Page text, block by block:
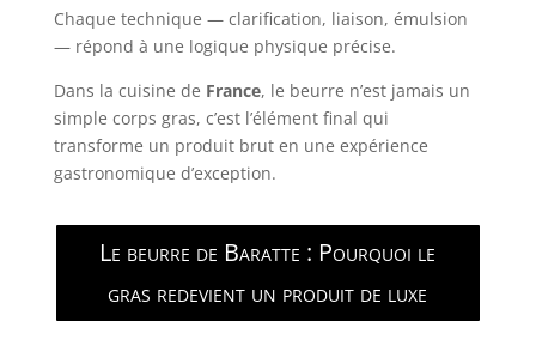
Chaque technique — clarification, liaison, émulsion
— répond à une logique physique précise.
Dans la cuisine de France, le beurre n’est jamais un
simple corps gras, c’est l’élément final qui
transforme un produit brut en une expérience
gastronomique d’exception.
Le beurre de Baratte : Pourquoi le
gras redevient un produit de luxe